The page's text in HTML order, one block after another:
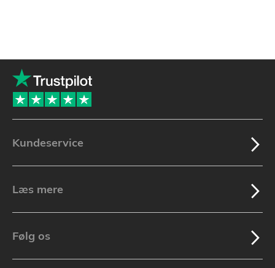
Kundeservice
Læs mere
Følg os